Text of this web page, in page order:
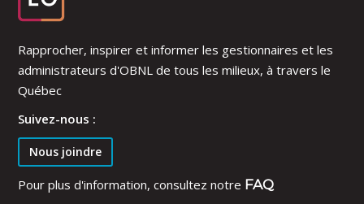
Rapprocher, inspirer et informer les gestionnaires et les
administrateurs d'OBNL de tous les milieux, à travers le
Québec
Suivez-nous :
Nous joindre
Pour plus d'information, consultez notre FAQ